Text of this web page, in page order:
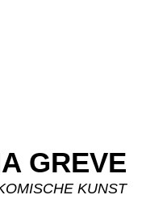
GREVE
KUNST